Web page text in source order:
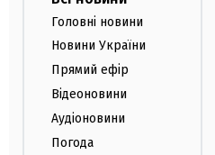
Головні новини
Новини України
Прямий ефір
Відеоновини
Аудіоновини
Погода